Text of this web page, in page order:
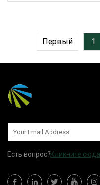
Первый 1
Есть вопрос?Кликните сюда